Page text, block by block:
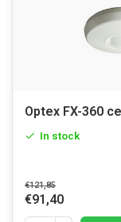
Optex FX-360
In stock
€121,85
€91,40